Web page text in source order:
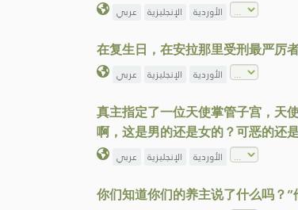
عربي الإنجليزية الأوردية
在复生日，在安拉那里受刑最严厉
عربي الإنجليزية الأوردية
真主指定了一位天使掌管子宫，天
啊，这是男的还是女的？可恶的还
عربي الإنجليزية الأوردية
你们知道你们的养主说了什么吗？